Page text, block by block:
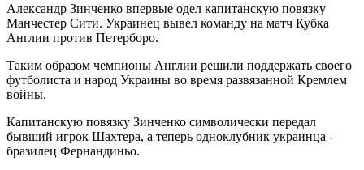
Александр Зинченко впервые одел капитанскую повязку
Манчестер Сити. Украинец вывел команду на матч Кубка
Англии против Петерборо.
Таким образом чемпионы Англии решили поддержать своего
футболиста и народ Украины во время развязанной Кремлем
войны.
Капитанскую повязку Зинченко символически передал
бывший игрок Шахтера, а теперь одноклубник украинца -
бразилец Фернандиньо.